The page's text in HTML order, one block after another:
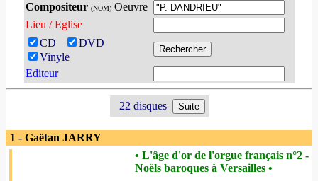
Compositeur (NOM)Oeuvre
Lieu / Eglise
CD
DVD
Vinyle
Editeur
22 disques
1 - Gaëtan JARRY
• L'âge d'or de l'orgue français n°2 -
Noëls baroques à Versailles •